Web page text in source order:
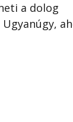
a dolog